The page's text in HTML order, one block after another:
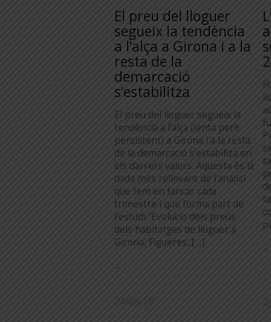
El preu del lloguer
segueix la tendència
a l’alça a Girona i a la
resta de la
demarcació
s’estabilitza
El preu del lloguer segueix la
tendència a l’alça (lenta però
persistent) a Girona i a la resta
de la demarcació s’estabiliza en
els darrers valors. Aquesta és la
dada més rellevant de l’anàlisi
que fem en tancar cada
trimestre i que forma part de
l’estudi “Evolució dels preus
dels habitatges de lloguer a
Girona, Figueres, […]
...
...
24/09/18